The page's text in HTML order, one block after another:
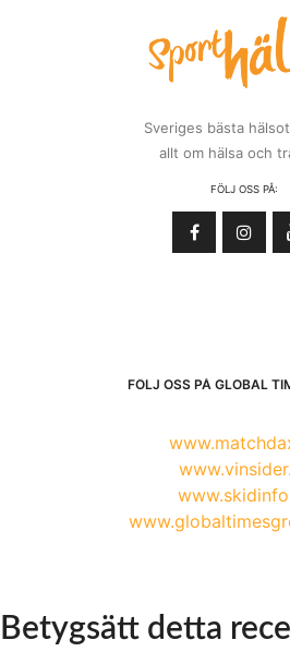
Sveriges bästa
allt om hälsa och
FÖLJ OSS PÅ:
FÖLJ OSS PÅ GLOBAL
Betygsätt detta